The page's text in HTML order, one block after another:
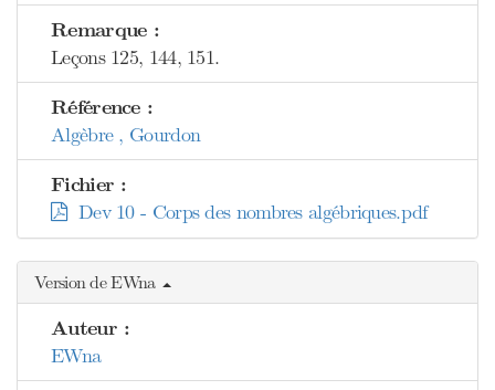
Remarque :
Leçons 125, 144, 151.
Référence :
Algèbre , Gourdon
Fichier :
Dev 10 - Corps des nombres algébriques.pdf
Version de EWna
Auteur :
EWna